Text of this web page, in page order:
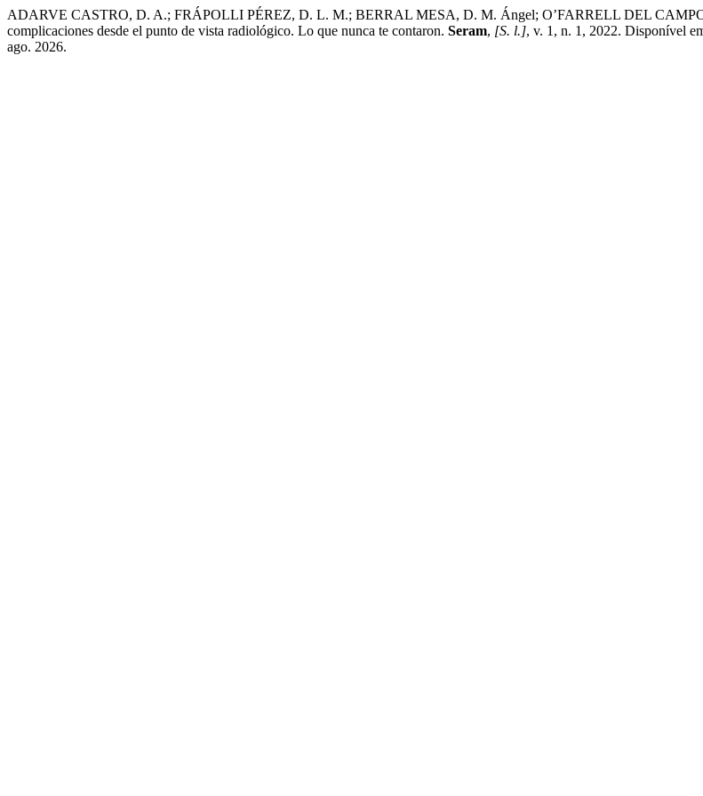
ADARVE CASTRO, D. A.; FRÁPOLLI PÉREZ, D. L. M.; BERRAL MESA, D. M. Ángel; O’FARRELL DEL
complicaciones desde el punto de vista radiológico. Lo que nunca te contaron. Seram, [S. l.], v. 1, n. 1, 2022. Disponível
ago. 2026.